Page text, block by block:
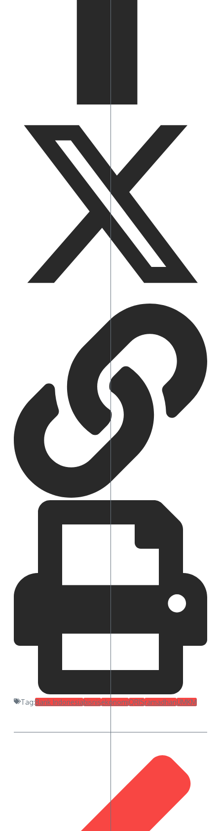
Tag:Bank IndonesiabisnisekonomiQRISramadhanUMKM